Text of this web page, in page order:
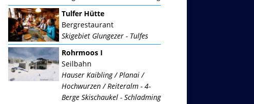
Tulfer Hütte
Bergrestaurant
Skigebiet Glungezer - Tulfes
Rohrmoos I
Seilbahn
Hauser Kaibling / Planai /
Hochwurzen / Reiteralm - 4-
Berge Skischaukel - Schladming